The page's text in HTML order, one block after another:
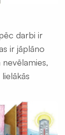
darbi ir
ir jāplāno